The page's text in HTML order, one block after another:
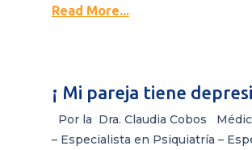
Read More...
¡ Mi pareja tiene
Por la Dra. Claudia Cobos
– Especialista en Psiquiatría –